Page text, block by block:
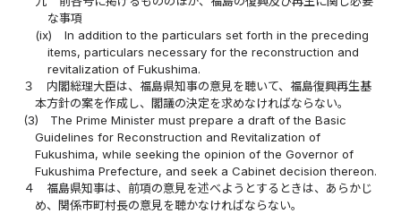
な事項
(ix)
In addition to the particulars set forth in the preceding
items, particulars necessary for the reconstruction and
revitalization of Fukushima.
３
内閣総理大臣は、福島県知事の意見を聴いて、福島復興再生基
本方針の案を作成し、閣議の決定を求めなければならない。
(3)
The Prime Minister must prepare a draft of the Basic
Guidelines for Reconstruction and Revitalization of
Fukushima, while seeking the opinion of the Governor of
Fukushima Prefecture, and seek a Cabinet decision thereon.
４
福島県知事は、前項の意見を述べようとするときは、あらかじ
め、関係市町村長の意見を聴かなければならない。